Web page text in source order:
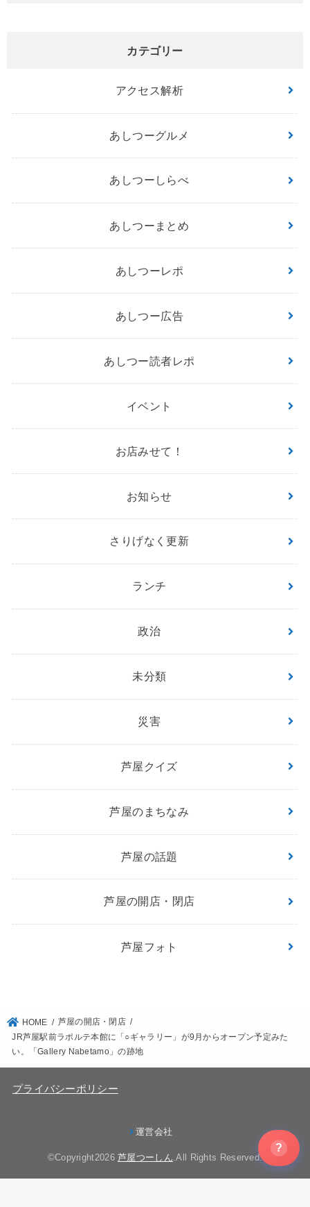
カテゴリー
アクセス解析
あしつーグルメ
あしつーしらべ
あしつーまとめ
あしつーレポ
あしつー広告
あしつー読者レポ
イベント
お店みせて！
お知らせ
さりげなく更新
ランチ
政治
未分類
災害
芦屋クイズ
芦屋のまちなみ
芦屋の話題
芦屋の開店・閉店
芦屋フォト
HOME
芦屋の開店・閉店
JR芦屋駅前ラポルテ本館に「○ギャラリー」が9月からオープン予定みた
い。「Gallery Nabetamo」の跡地
プライバシーポリシー
運営会社
©Copyright2026芦屋つーしん.All Rights Reserved.
?